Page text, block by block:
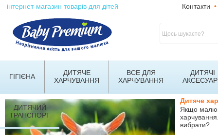
інтернет-магазин товарів для дітей Контакти •
ГІГІЄНА
ДИТЯЧЕ
ХАРЧУВАННЯ
ВСЕ ДЛЯ
ХАРЧУВАННЯ
ДИТЯЧІ
ДИТЯЧИЙ
ТРАНСПОРТ
Дитяче
Якщо
вибрати?